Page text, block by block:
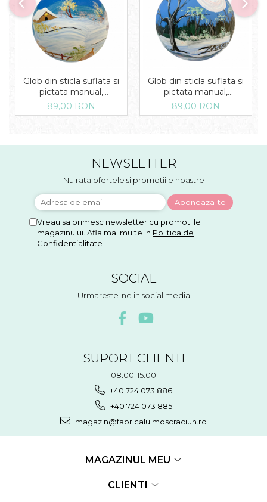
Glob din sticla suflata si
pictata manual,
Argcoms, Fabrica lui Mos
Craciun, Iarna pe ulita,
89,00 RON
Glob din sticla suflata si
pictata manual,
Argcoms, Fabrica lui Mos
Craciun, Peisaj de iarna in
89,00 RON
NEWSLETTER
Nu rata ofertele si promotiile noastre
Vreau sa primesc newsletter cu promotiile
magazinului. Afla mai multe in Politica de
Confidentialitate
SOCIAL
Urmareste-ne in social media
SUPORT CLIENTI
08.00-15.00
+40 724 073 886
+40 724 073 885
magazin@fabricaluimoscraciun.ro
MAGAZINUL MEU
CLIENTI